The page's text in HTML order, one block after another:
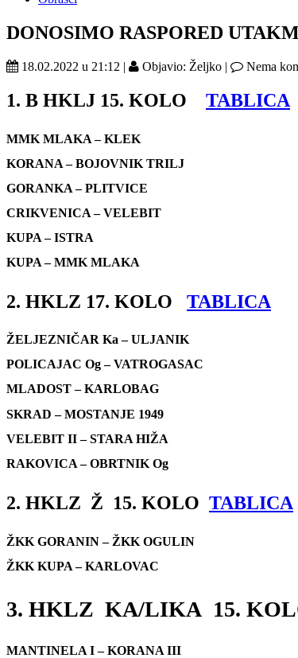
DONOSIMO RASPORED
18.02.2022 u 21:12 | Objavio: Željko | Nema
1. B HKLJ 15. KOLO TABLICA
MMK MLAKA – KLEK
KORANA – BOJOVNIK TRILJ
GORANKA – PLITVICE
CRIKVENICA – VELEBIT
KUPA – ISTRA
KUPA – MMK MLAKA
2. HKLZ 17. KOLO TABLICA
ŽELJEZNIČAR Ka – ULJANIK
POLICAJAC Og – VATROGASAC
MLADOST – KARLOBAG
SKRAD – MOSTANJE 1949
VELEBIT II – STARA HIŽA
RAKOVICA – OBRTNIK Og
2. HKLZ Ž 15. KOLO TABLICA
ŽKK GORANIN – ŽKK OGULIN
ŽKK KUPA – KARLOVAC
3. HKLZ KA/LIKA 15.
MANTINELA I – KORANA III